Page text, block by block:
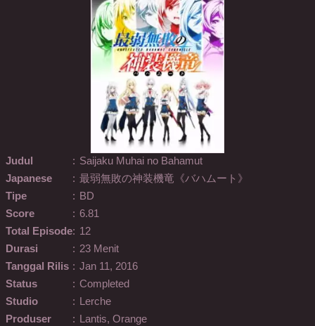
Judul : Saijaku Muhai no Bahamut
Japanese
: 最弱無敗の神装機竜《バハムート》
Tipe
: BD
Score
: 6.81
Total Episode: 12
Durasi
: 23 Menit
Tanggal Rilis : Jan 11, 2016
Status
: Completed
Studio
:
Lerche
Produser
:
Lantis, Orange